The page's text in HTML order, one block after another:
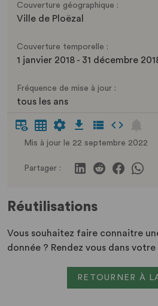
Couverture géographique :
Ville de Ploëzal
Couverture temporelle :
1 janvier 2018 - 31 décembre
Fréquence de mise à jour :
tous les ans
Mis à jour le 22 septembre 2022
Partager :
Réutilisations
Vous souhaitez faire connaitre
donnée ? Rendez vous dans votre
RETOURNER À